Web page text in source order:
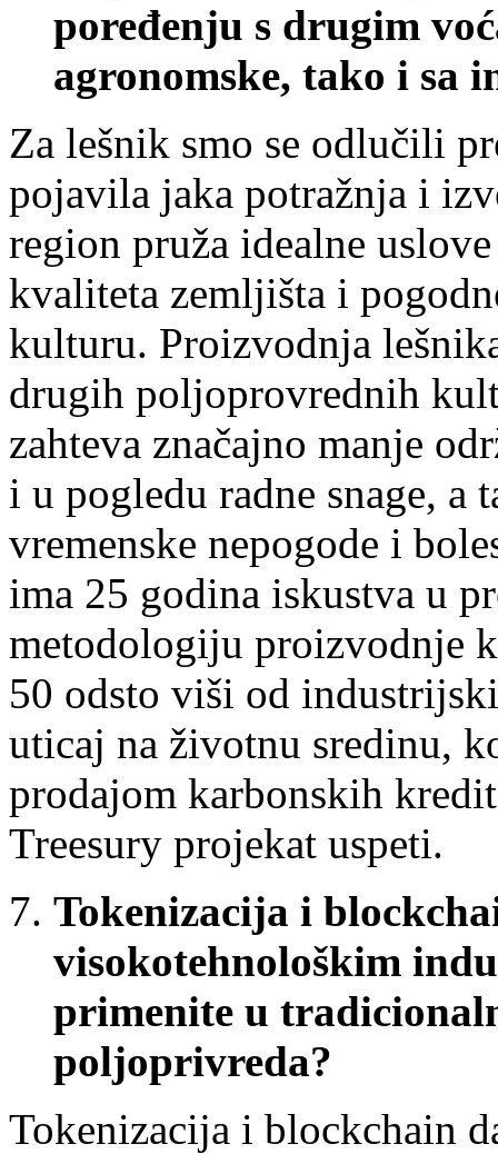
poređenju s drugim
agronomske, tako i sa
Za lešnik smo se odlučili
pojavila jaka potražnja i
region pruža idealne
kvaliteta zemljišta i
kulturu. Proizvodnja
drugih poljoprovrednih
zahteva značajno manje
i u pogledu radne snage, a
vremenske nepogode i
ima 25 godina iskustva u
metodologiju proizvodnje
50 odsto viši od
uticaj na životnu sredinu,
prodajom karbonskih
Treesury projekat uspeti.
Tokenizacija i
visokotehnološkim
primenite u
poljoprivreda?
Tokenizacija i blockchain